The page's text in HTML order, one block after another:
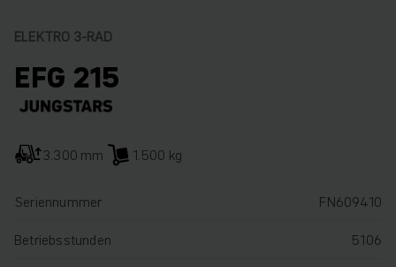
ELEKTRO 3-RAD
EFG 215
3.300 mm 1.500 kg
Seriennummer
FN609410
Betriebsstunden
5106